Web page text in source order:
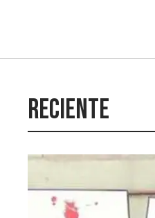
Reciente